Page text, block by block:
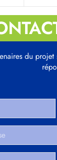
du